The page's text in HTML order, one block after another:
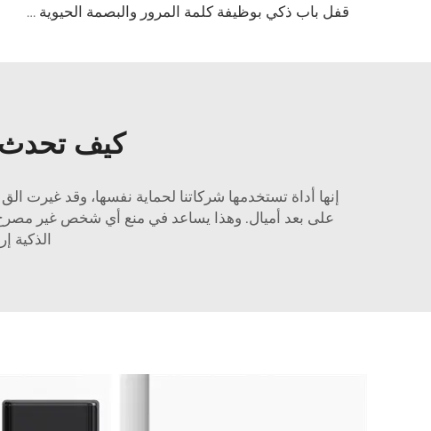
قفل باب ذكي بوظيفة كلمة المرور والبصمة الحيوية Tenon A6 Pro
كيف تحدث
على بعد أميال. وهذا يساعد في منع أي شخص غير مصرح
الذكية